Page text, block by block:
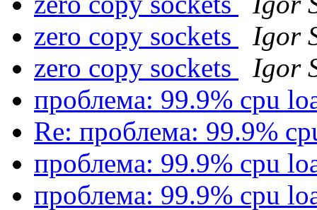
zero copy sockets
Igor
zero copy sockets
Igor
проблема: 99.9% cpu
Re: проблема: 99.9%
проблема: 99.9% cpu
проблема: 99.9% cpu